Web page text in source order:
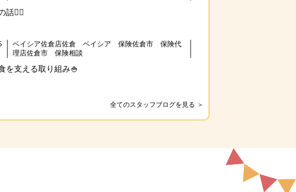
話🧑‍⚕️
ベイシア佐倉店佐倉 ベイシア 保険佐倉市 保険代
理店佐倉市 保険相談
を支える取り組み🍚
全てのスタッフブログを見る ＞